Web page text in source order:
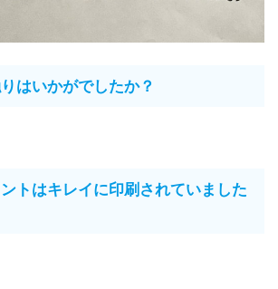
はいかがでしたか？
トはキレイに印刷されていました